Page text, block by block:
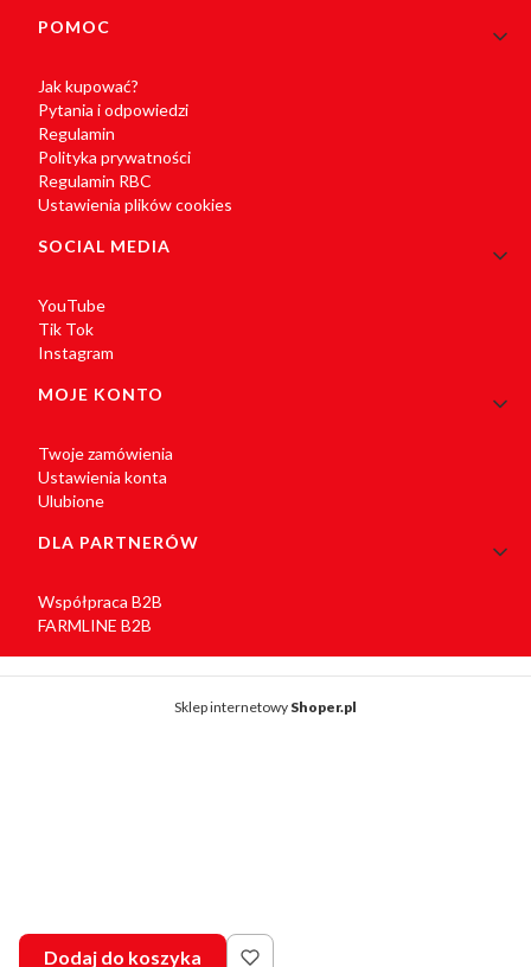
POMOC
Jak kupować?
Pytania i odpowiedzi
Regulamin
Polityka prywatności
Regulamin RBC
Ustawienia plików cookies
SOCIAL MEDIA
YouTube
Tik Tok
Instagram
MOJE KONTO
Twoje zamówienia
Ustawienia konta
Ulubione
DLA PARTNERÓW
Współpraca B2B
FARMLINE B2B
Sklep internetowy Shoper.pl
Dodaj do koszyka